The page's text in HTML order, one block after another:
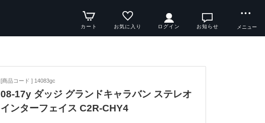
カート お気に入り ログイン お知らせ メニュー
[商品コード ] 14083gc
08-17y ダッジ グランドキャラバン ステレオ
インターフェイス C2R-CHY4